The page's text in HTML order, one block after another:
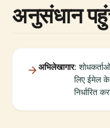
अनुसंधान
अभिलेखागार:
लिए ईमेल के
निर्धारित